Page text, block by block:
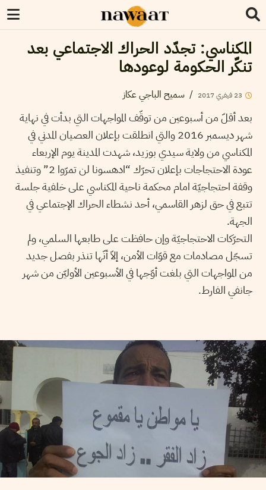
المكناسي: تجدّد الحراك الاجتماعي بعد
تنكّر الحكومة لوعودها
23 فيفري2017
/ سميح الباجي عكاز
بعد أقلّ من أسبوعين من توقّف المواجهات التي بدأت في نهاية
شهر ديسمبر 2016 والتي انطلقت بإعلان العصيان المدني في
المكناسي من ولاية سيدي بوزيد، شهدت المدينة يوم الإربعاء
عودة الاحتجاجات بإعلان تحرّك “ادهسونا لن تمرّوا 2” وتنفيذ
وقفة احتجاجيّة امام محكمة ناحية المكناسي على خلفية جلسة
تتبع في حق لزهر القاسمي، أحد نشطاء الحراك الإجتماعي في
الجهة.
التحرّكات الاحتجاجيّة وإن حافظت على طابعها السلمي، ولم
تسجّل مصادمات مع قوّات الأمن، إلاّ أنّها تنذر بفصل جديد
من المواجهات التي بلغت أوّجها في الأسبوعين الأوليّن من شهر
جانفي الفارط.